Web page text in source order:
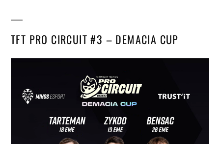
TFT PRO CIRCUIT #3 – DEMACIA CUP